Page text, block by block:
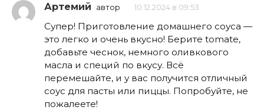
Артемий автор 10.12.2024 в 09:53
Супер! Приготовление домашнего соуса —
это легко и очень вкусно! Берите tomate,
добавьте чеснок, немного оливкового
масла и специй по вкусу. Всё
перемешайте, и у вас получится отличный
соус для пасты или пиццы. Попробуйте, не
пожалеете!